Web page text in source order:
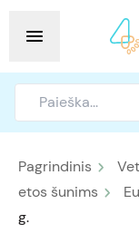
Pagrindinis
etos šunims
g.